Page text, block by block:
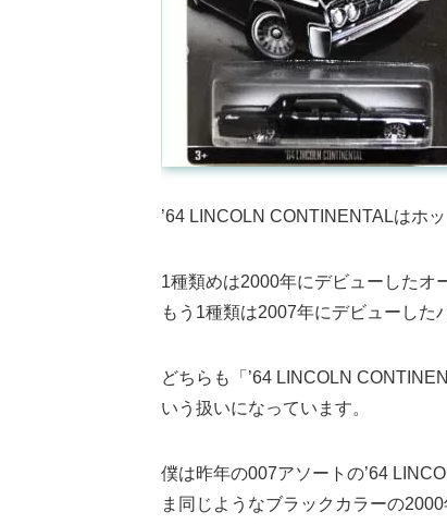
’64 LINCOLN CONTINENTALはホ
1種類めは2000年にデビューしたオ
もう1種類は2007年にデビューした
どちらも「’64 LINCOLN
いう扱いになっています。
僕は昨年の007アソートの’64
ま同じようなブラックカラーの